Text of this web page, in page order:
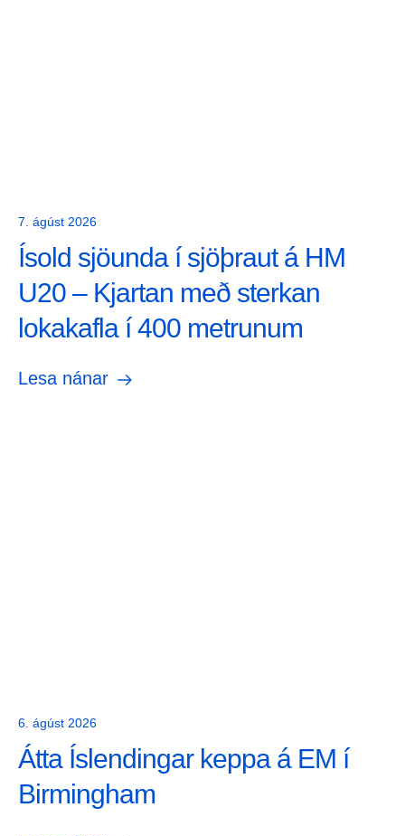
7. ágúst 2026
Ísold sjöunda í sjöþraut á HM
U20 – Kjartan með sterkan
lokakafla í 400 metrunum
Lesa nánar
6. ágúst 2026
Átta Íslendingar keppa á EM í
Birmingham